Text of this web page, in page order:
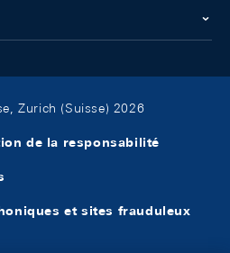
Zurich (Suisse) 2026
de la responsabilité
et sites frauduleux